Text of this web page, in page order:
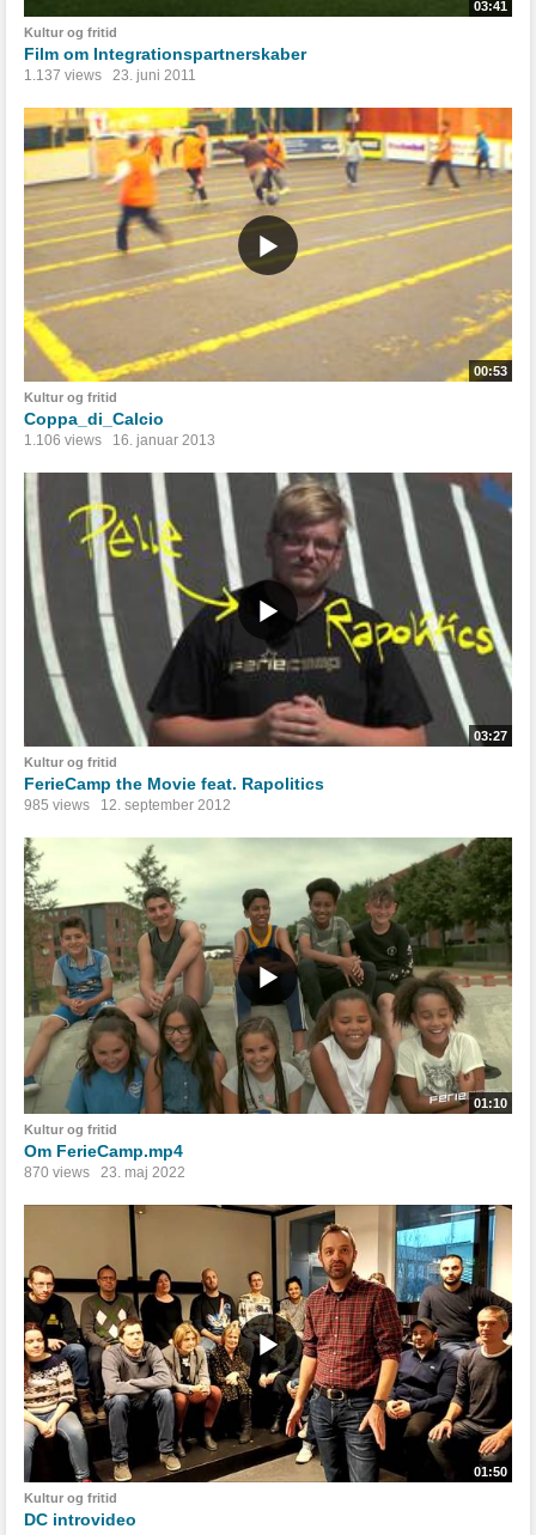
03:41
Kultur og fritid
Film om Integrationspartnerskaber
1.137 views 23. juni 2011
00:53
Kultur og fritid
Coppa_di_Calcio
1.106 views 16. januar 2013
03:27
Kultur og fritid
FerieCamp the Movie feat. Rapolitics
985 views 12. september 2012
01:10
Kultur og fritid
Om FerieCamp.mp4
870 views 23. maj 2022
01:50
Kultur og fritid
DC introvideo